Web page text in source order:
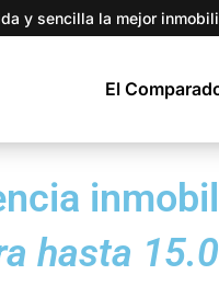
y sencilla la mejor
El
hasta